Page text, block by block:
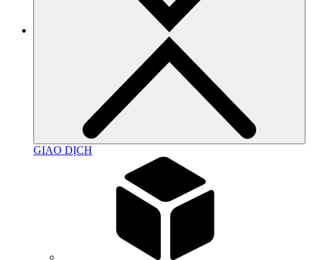
GIAO DỊCH